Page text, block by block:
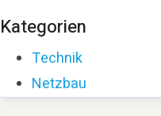
Kategorien
Technik
Netzbau